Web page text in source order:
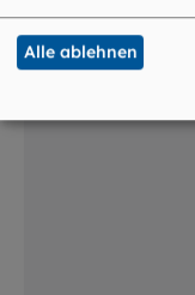
Alle ablehnen